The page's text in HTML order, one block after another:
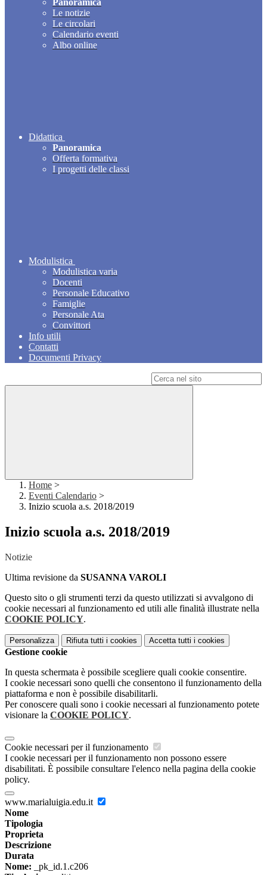
Panoramica
Le notizie
Le circolari
Calendario eventi
Albo online
Didattica
Panoramica
Offerta formativa
I progetti delle classi
Modulistica
Modulistica varia
Docenti
Personale Educativo
Famiglie
Personale Ata
Convittori
Info utili
Contatti
Documenti Privacy
Home >
Eventi Calendario >
Inizio scuola a.s. 2018/2019
Inizio scuola a.s. 2018/2019
Notizie
Ultima revisione da SUSANNA VAROLI
Questo sito o gli strumenti terzi da questo utilizzati si avvalgono di
cookie necessari al funzionamento ed utili alle finalità illustrate nella
COOKIE POLICY.
Personalizza Rifiuta tutti i cookies Accetta tutti i cookies
Gestione cookie
In questa schermata è possibile scegliere quali cookie consentire.
I cookie necessari sono quelli che consentono il funzionamento della
piattaforma e non è possibile disabilitarli.
Per conoscere quali sono i cookie necessari al funzionamento potete
visionare la COOKIE POLICY.
Cookie necessari per il funzionamento
I cookie necessari per il funzionamento non possono essere
disabilitati. È possibile consultare l'elenco nella pagina della cookie
policy.
www.marialuigia.edu.it
Nome
Tipologia
Proprieta
Descrizione
Durata
Nome: _pk_id.1.c206